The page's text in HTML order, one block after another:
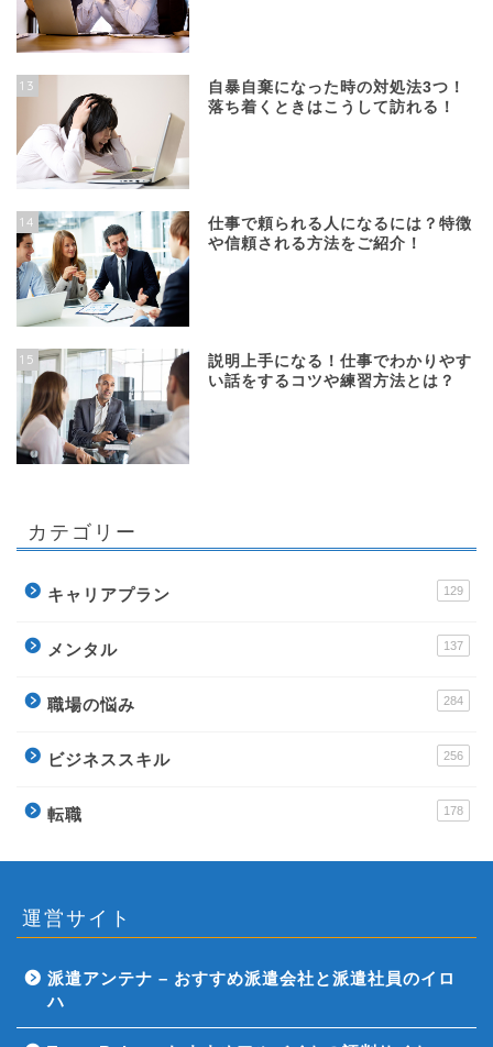
13
自暴自棄になった時の対処法3つ！
落ち着くときはこうして訪れる！
14
仕事で頼られる人になるには？特徴
や信頼される方法をご紹介！
15
説明上手になる！仕事でわかりやす
い話をするコツや練習方法とは？
カテゴリー
キャリアプラン 129
メンタル 137
職場の悩み 284
ビジネススキル 256
転職 178
運営サイト
派遣アンテナ – おすすめ派遣会社と派遣社員のイロ
ハ